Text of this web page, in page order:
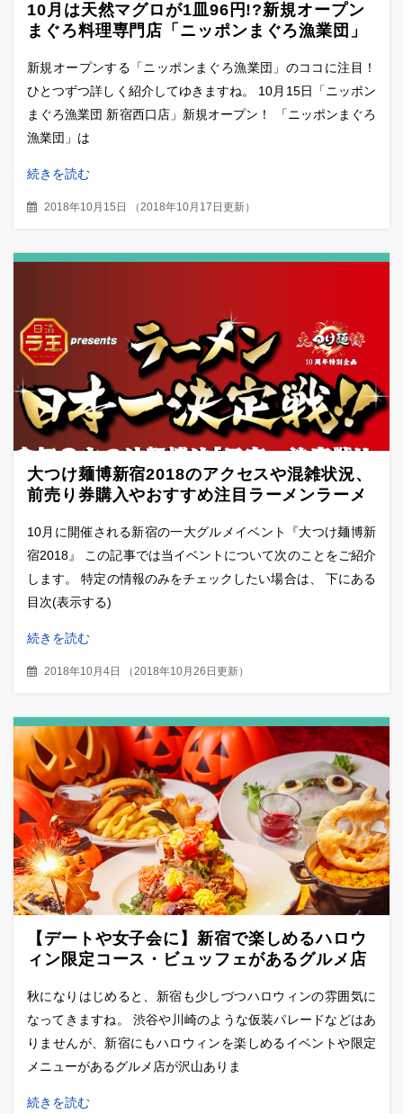
10月は天然マグロが1皿96円!?新規オープン
まぐろ料理専門店「ニッポンまぐろ漁業団」
新規オープンする「ニッポンまぐろ漁業団」のココに注目！
ひとつずつ詳しく紹介してゆきますね。 10月15日「ニッポン
まぐろ漁業団 新宿西口店」新規オープン！ 「ニッポンまぐろ
漁業団」は
続きを読む
2018年10月15日 （2018年10月17日更新）
大つけ麺博新宿2018のアクセスや混雑状況、
前売り券購入やおすすめ注目ラーメンラーメ
10月に開催される新宿の一大グルメイベント『大つけ麺博新
宿2018』 この記事では当イベントについて次のことをご紹介
します。 特定の情報のみをチェックしたい場合は、 下にある
目次(表示する)
続きを読む
2018年10月4日 （2018年10月26日更新）
【デートや女子会に】新宿で楽しめるハロウ
ィン限定コース・ビュッフェがあるグルメ店
秋になりはじめると、新宿も少しづつハロウィンの雰囲気に
なってきますね。 渋谷や川崎のような仮装パレードなどはあ
りませんが、新宿にもハロウィンを楽しめるイベントや限定
メニューがあるグルメ店が沢山ありま
続きを読む